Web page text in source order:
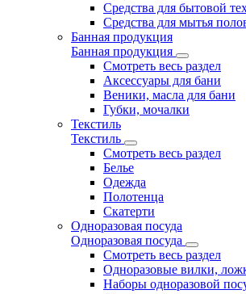
Средства для бытовой
Средства для мытья
Банная продукция
Банная продукция
Смотреть весь раздел
Аксессуары для бани
Веники, масла для бани
Губки, мочалки
Текстиль
Текстиль
Смотреть весь раздел
Белье
Одежда
Полотенца
Скатерти
Одноразовая посуда
Одноразовая посуда
Смотреть весь раздел
Одноразовые вилки,
Наборы одноразовой